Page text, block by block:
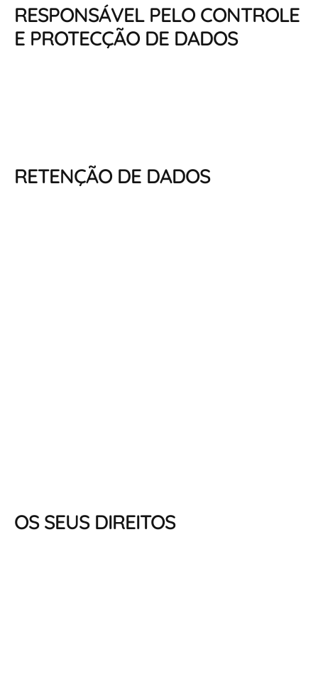
RESPONSÁVEL PELO CONTROLE
E PROTECÇÃO DE DADOS
RETENÇÃO DE DADOS
OS SEUS DIREITOS